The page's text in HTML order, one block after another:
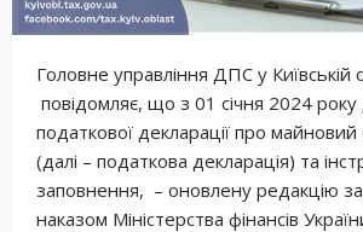
Головне управління ДПС у Київській
повідомляє, що з 01 січня 2024
податкової декларації про майновий
(далі – податкова декларація) та
заповнення, – оновлену редакцію
наказом Міністерства фінансів